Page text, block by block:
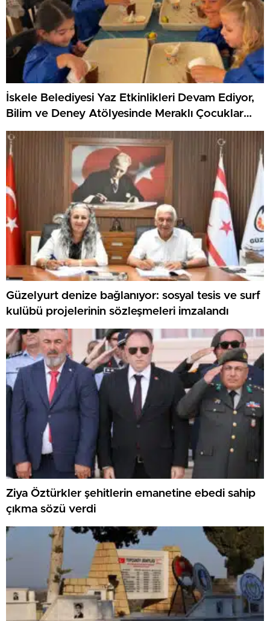
İskele Belediyesi Yaz Etkinlikleri Devam Ediyor,
Bilim ve Deney Atölyesinde Meraklı Çocuklar
Öne Çıktı
Güzelyurt denize bağlanıyor: sosyal tesis ve surf
kulübü projelerinin sözleşmeleri imzalandı
Ziya Öztürkler şehitlerin emanetine ebedi sahip
çıkma sözü verdi